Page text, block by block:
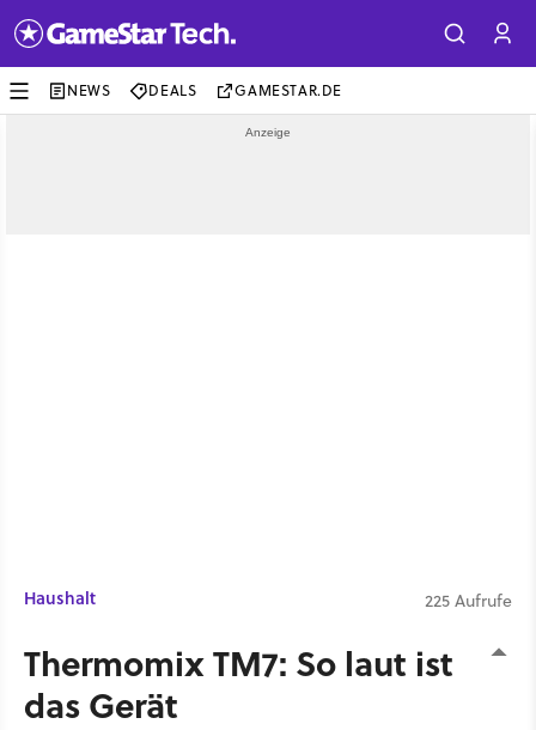
NEWS DEALS GAMESTAR.DE
Haushalt 225 Aufrufe
Thermomix TM7: So laut ist
das Gerät